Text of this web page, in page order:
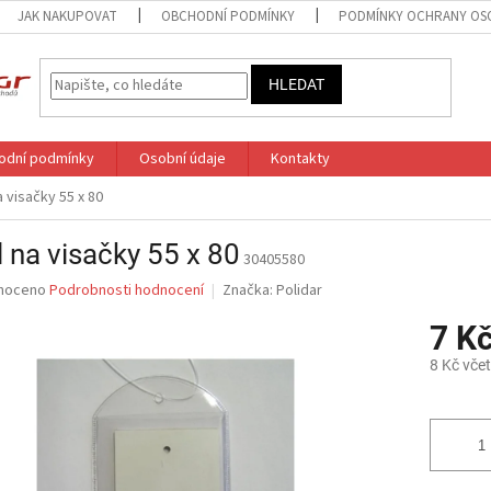
JAK NAKUPOVAT OBCHODNÍ PODMÍNKY PODMÍNKY OCHRANY
HLEDAT
podmínky Osobní údaje
Kontakty
visačky 55 x 80
na visačky 55 x 80 30405580
Podrobnosti hodnocení Značka: Polidar
7
8 Kč
cena: